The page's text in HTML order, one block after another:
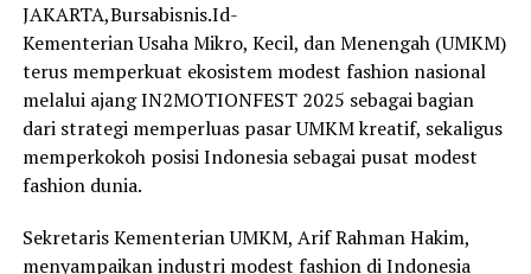
warisan budaya nusantara memiliki potensi besar untuk
bersinar di panggung dunia. Hal ini adalah membangun
masa depan wastra Indonesia di pasar global, ” tutup
Julie Kaimuddin.
Laporan : Tam
JAKARTA,Bursabisnis.Id-
Kementerian Usaha Mikro, Kecil, dan Menengah (UMKM)
terus memperkuat ekosistem modest fashion nasional
melalui ajang IN2MOTIONFEST 2025 sebagai bagian
dari strategi memperluas pasar UMKM kreatif, sekaligus
memperkokoh posisi Indonesia sebagai pusat modest
fashion dunia.
Sekretaris Kementerian UMKM, Arif Rahman Hakim,
menyampaikan industri modest fashion di Indonesia